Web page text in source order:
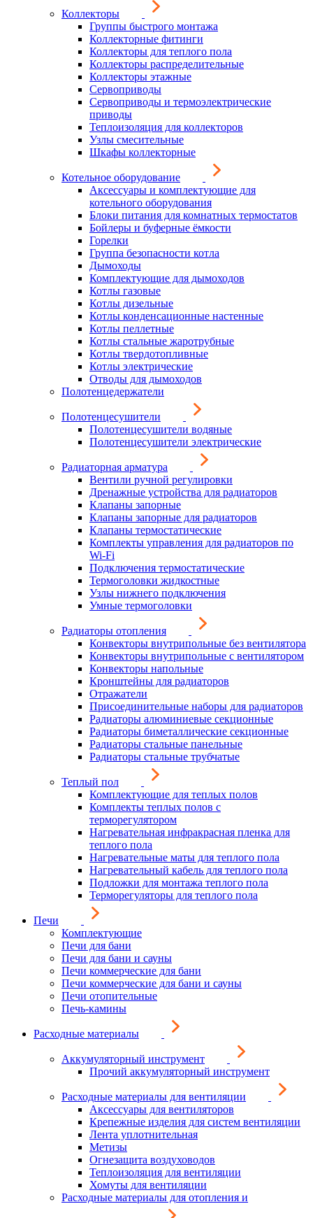
Коллекторы
Группы быстрого монтажа
Коллекторные фитинги
Коллекторы для теплого пола
Коллекторы распределительные
Коллекторы этажные
Сервоприводы
Сервоприводы и термоэлектрические
приводы
Теплоизоляция для коллекторов
Узлы смесительные
Шкафы коллекторные
Котельное оборудование
Аксессуары и комплектующие для
котельного оборудования
Блоки питания для комнатных термостатов
Бойлеры и буферные ёмкости
Горелки
Группа безопасности котла
Дымоходы
Комплектующие для дымоходов
Котлы газовые
Котлы дизельные
Котлы конденсационные настенные
Котлы пеллетные
Котлы стальные жаротрубные
Котлы твердотопливные
Котлы электрические
Отводы для дымоходов
Полотенцедержатели
Полотенцесушители
Полотенцесушители водяные
Полотенцесушители электрические
Радиаторная арматура
Вентили ручной регулировки
Дренажные устройства для радиаторов
Клапаны запорные
Клапаны запорные для радиаторов
Клапаны термостатические
Комплекты управления для радиаторов по
Wi-Fi
Подключения термостатические
Термоголовки жидкостные
Узлы нижнего подключения
Умные термоголовки
Радиаторы отопления
Конвекторы внутрипольные без вентилятора
Конвекторы внутрипольные с вентилятором
Конвекторы напольные
Кронштейны для радиаторов
Отражатели
Присоединительные наборы для радиаторов
Радиаторы алюминиевые секционные
Радиаторы биметаллические секционные
Радиаторы стальные панельные
Радиаторы стальные трубчатые
Теплый пол
Комплектующие для теплых полов
Комплекты теплых полов с
терморегулятором
Нагревательная инфракрасная пленка для
теплого пола
Нагревательные маты для теплого пола
Нагревательный кабель для теплого пола
Подложки для монтажа теплого пола
Терморегуляторы для теплого пола
Печи
Комплектующие
Печи для бани
Печи для бани и сауны
Печи коммерческие для бани
Печи коммерческие для бани и сауны
Печи отопительные
Печь-камины
Расходные материалы
Аккумуляторный инструмент
Прочий аккумуляторный инструмент
Расходные материалы для вентиляции
Аксессуары для вентиляторов
Крепежные изделия для систем вентиляции
Лента уплотнительная
Метизы
Огнезащита воздуховодов
Теплоизоляция для вентиляции
Хомуты для вентиляции
Расходные материалы для отопления и